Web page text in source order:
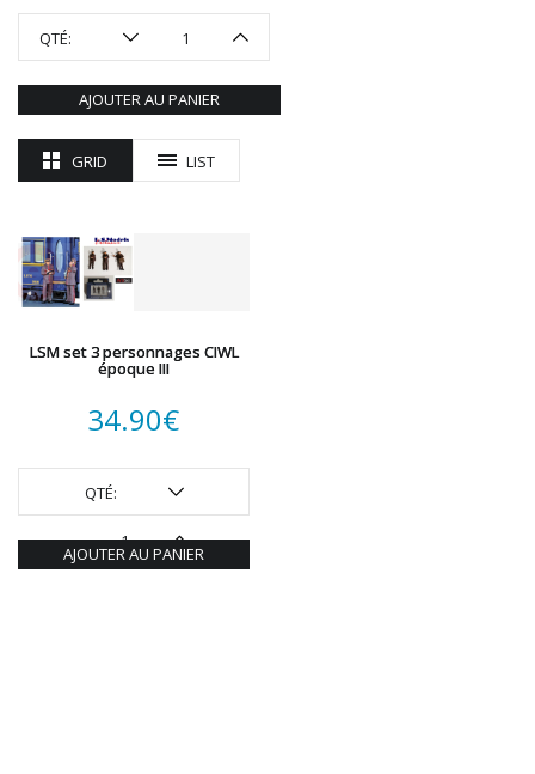
TRAINS OUEST
Trains-O-Matic
TRIX
WIKING
WOODLAND SCENICS
QTÉ:
AJOUTER AU PANIER
GRID LIST
LSM set 3 personnages CIWL
époque III
34.90€
QTÉ:
AJOUTER AU PANIER